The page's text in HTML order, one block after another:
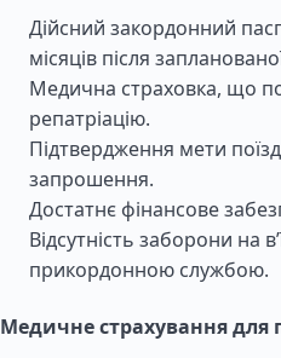
Дійсний закордонний
місяців після
Медична страховка, що
репатріацію.
Підтвердження мети
запрошення.
Достатнє фінансове
Відсутність заборони на
прикордонною службою.
Медичне страхування для